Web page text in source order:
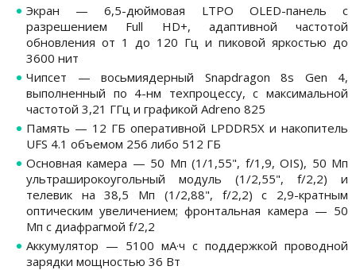
Экран — 6,5-дюймовая LTPO OLED-панель с
разрешением Full HD+, адаптивной частотой
обновления от 1 до 120 Гц и пиковой яркостью до
3600 нит
Чипсет — восьмиядерный Snapdragon 8s Gen 4,
выполненный по 4-нм техпроцессу, с максимальной
частотой 3,21 ГГц и графикой Adreno 825
Память — 12 ГБ оперативной LPDDR5X и накопитель
UFS 4.1 объемом 256 либо 512 ГБ
Основная камера — 50 Мп (1/1,55", f/1,9, OIS), 50 Мп
ультраширокоугольный модуль (1/2,55", f/2,2) и
телевик на 38,5 Мп (1/2,88", f/2,2) с 2,9-кратным
оптическим увеличением; фронтальная камера — 50
Мп с диафрагмой f/2,2
Аккумулятор — 5100 мА·ч с поддержкой проводной
зарядки мощностью 36 Вт